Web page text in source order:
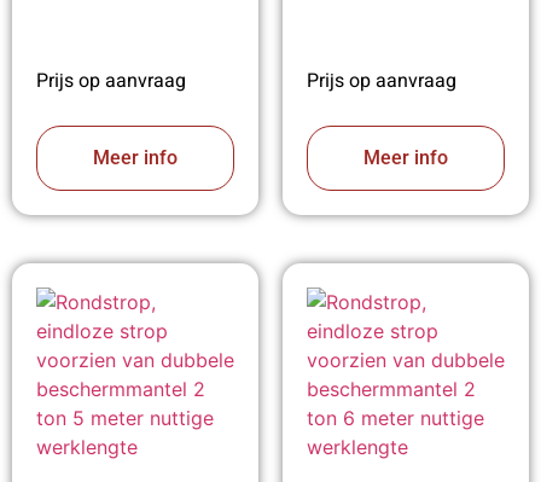
Prijs op aanvraag
Meer info
Prijs op aanvraag
Meer info